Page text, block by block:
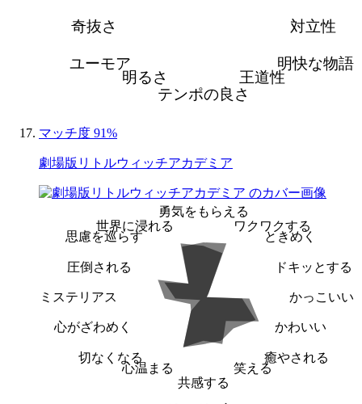
対立性
明快な物語
王道性
テンポの良さ
明るさ
ユーモア
奇抜さ
マッチ度 91%
劇場版リトルウィッチアカデミア
勇気をもらえる
ワクワクする
ときめく
ドキッとする
かっこいい
かわいい
癒やされる
笑える
共感する
心温まる
切なくなる
心がざわめく
ミステリアス
圧倒される
思慮を巡らす
世界に浸れる